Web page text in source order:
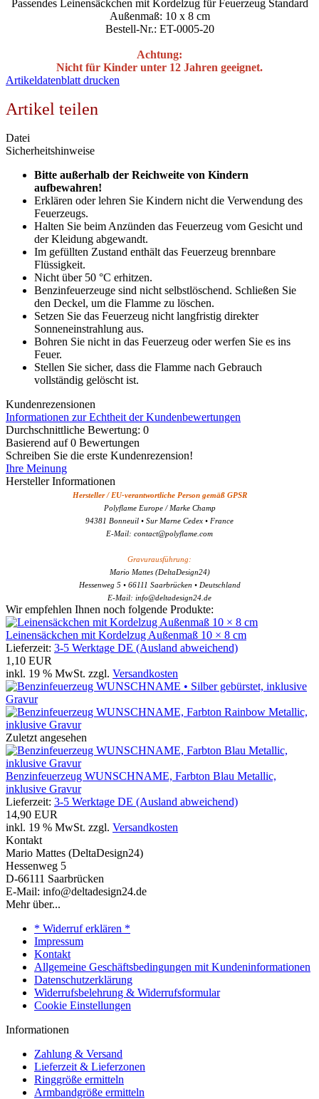
Passendes Leinensäckchen mit Kordelzug für Feuerzeug Standard
Außenmaß: 10 x 8 cm
Bestell-Nr.: ET-0005-20
Achtung:
Nicht für Kinder unter 12 Jahren geeignet.
Artikeldatenblatt drucken
Artikel teilen
Datei
Sicherheitshinweise
Bitte außerhalb der Reichweite von Kindern
aufbewahren!
Erklären oder lehren Sie Kindern nicht die Verwendung des
Feuerzeugs.
Halten Sie beim Anzünden das Feuerzeug vom Gesicht und
der Kleidung abgewandt.
Im gefüllten Zustand enthält das Feuerzeug brennbare
Flüssigkeit.
Nicht über 50 °C erhitzen.
Benzinfeuerzeuge sind nicht selbstlöschend. Schließen Sie
den Deckel, um die Flamme zu löschen.
Setzen Sie das Feuerzeug nicht langfristig direkter
Sonneneinstrahlung aus.
Bohren Sie nicht in das Feuerzeug oder werfen Sie es ins
Feuer.
Stellen Sie sicher, dass die Flamme nach Gebrauch
vollständig gelöscht ist.
Kundenrezensionen
Informationen zur Echtheit der Kundenbewertungen
Durchschnittliche Bewertung: 0
Basierend auf 0 Bewertungen
Schreiben Sie die erste Kundenrezension!
Ihre Meinung
Hersteller Informationen
Hersteller / EU-verantwortliche Person gemäß GPSR
Polyflame Europe / Marke Champ
94381 Bonneuil • Sur Marne Cedex • France
E-Mail: contact@polyflame.com
Gravurausführung:
Mario Mattes (DeltaDesign24)
Hessenweg 5 • 66111 Saarbrücken • Deutschland
E-Mail: info@deltadesign24.de
Wir empfehlen Ihnen noch folgende Produkte:
Leinensäckchen mit Kordelzug Außenmaß 10 × 8 cm
Lieferzeit: 3-5 Werktage DE (Ausland abweichend)
1,10 EUR
inkl. 19 % MwSt. zzgl. Versandkosten
Zuletzt angesehen
Benzinfeuerzeug WUNSCHNAME, Farbton Blau Metallic,
inklusive Gravur
Lieferzeit: 3-5 Werktage DE (Ausland abweichend)
14,90 EUR
inkl. 19 % MwSt. zzgl. Versandkosten
Kontakt
Mario Mattes (DeltaDesign24)
Hessenweg 5
D-66111 Saarbrücken
E-Mail: info@deltadesign24.de
Mehr über...
* Widerruf erklären *
Impressum
Kontakt
Allgemeine Geschäftsbedingungen mit Kundeninformationen
Datenschutzerklärung
Widerrufsbelehrung & Widerrufsformular
Cookie Einstellungen
Informationen
Zahlung & Versand
Lieferzeit & Lieferzonen
Ringgröße ermitteln
Armbandgröße ermitteln